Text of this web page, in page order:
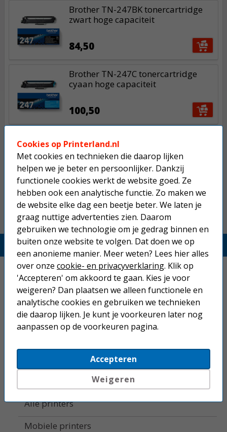
Brother TN-247BK tonercartridge
zwart hoge capaciteit
84,50
Brother TN-247C tonercartridge
cyaan hoge capaciteit
100,50
Brother TN-247Y tonercartridge
geel hoge capaciteit
100,50
Printerland.nl
Home
Inkjetprinters
Laserprinters
Beletteringsystemen
Alle printers
Mobiele printers
Cookies op Printerland.nl
Met cookies en technieken die daarop lijken
helpen we je beter en persoonlijker. Dankzij
functionele cookies werkt de website goed. Ze
hebben ook een analytische functie. Zo maken we
de website elke dag een beetje beter. We laten je
graag nuttige advertenties zien. Daarom
gebruiken we technologie om je gedrag binnen en
buiten onze website te volgen. Dat doen we op
een anonieme manier. Meer weten? Lees hier alles
over onze cookie- en privacyverklaring. Klik op
'Accepteren' om akkoord te gaan. Kies je voor
weigeren? Dan plaatsen we alleen functionele en
analytische cookies en gebruiken we technieken
die daarop lijken. Je kunt je voorkeuren later nog
aanpassen op de voorkeuren pagina.
Accepteren
Weigeren